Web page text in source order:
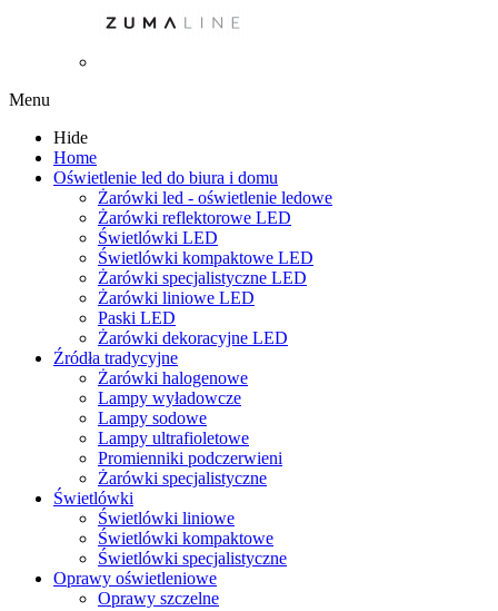
Menu
Hide
Home
Oświetlenie led do biura i domu
Żarówki led - oświetlenie ledowe
Żarówki reflektorowe LED
Świetlówki LED
Świetlówki kompaktowe LED
Żarówki specjalistyczne LED
Żarówki liniowe LED
Paski LED
Żarówki dekoracyjne LED
Źródła tradycyjne
Żarówki halogenowe
Lampy wyładowcze
Lampy sodowe
Lampy ultrafioletowe
Promienniki podczerwieni
Żarówki specjalistyczne
Świetlówki
Świetlówki liniowe
Świetlówki kompaktowe
Świetlówki specjalistyczne
Oprawy oświetleniowe
Oprawy szczelne